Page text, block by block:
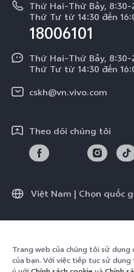
V50 Lite
Y39 5G
Y29
Tra cứu giá linh kiện
Xác thực bằng IMEI
Dịch vụ cuộc hẹn
Truy vấn tiến độ sửa chữa
Chính sách bảo hành của vivo
Tải LUTs để khôi phục Log
Về chúng tôi
Trung tâm Quyền riêng tư
Tính Bền Vững
Thứ Hai-Thứ Bảy,
Thứ Tư từ 14:30 đến
18006101
Thứ Hai-Thứ Bảy,
Thứ Tư từ 14:30 đến
cskh@vn.vivo.com
Theo dõi chúng tôi
Việt Nam | Chọn quốc
© 2026 vivo Mobile
Chính sách quyền riêng tư của vivo
Hỗ trợ Quyền riêng tư | Điều
Trang web của chúng tôi sử
của bạn. Với việc tiếp tục sử